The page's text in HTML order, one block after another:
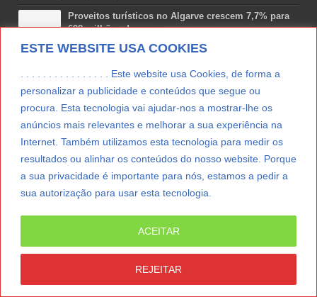
ESTE WEBSITE USA COOKIES
. . . . . . . . . . . . . . . . Este website usa Cookies, de forma a
personalizar a publicidade e conteúdos que segue ou
procura. Esta tecnologia vai ajudar-nos a mostrar-lhe os
anúncios mais relevantes e melhorar a sua experiência na
Internet. Também utilizamos esta tecnologia para medir os
resultados ou alinhar os conteúdos do nosso website. Porque
a sua privacidade é importante para nós, estamos a pedir a
sua autorização para usar esta tecnologia.
REJEITAR
ACEITAR
Proveitos turísticos no Algarve crescem 7,7% para
698 milhões de euros
Julho 31, 2026
Costa Boal Branco 2025: nova colheita reforça
Novas 7 Maravilhas de Portugal: Setúbal recebe
final regional da Grande Lisboa
Julho 29, 2026
SUBSCREVER NEWSLETTER
SpringParty|Suporte Técnico|